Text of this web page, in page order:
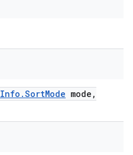
Info .SortMode mode ,